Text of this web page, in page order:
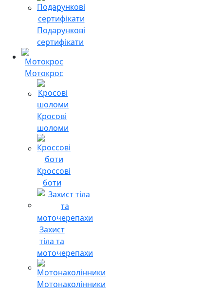
Подарункові
сертифікати
Мотокрос
Кросові
шоломи
Кроссові
боти
Захист
тіла та
моточерепахи
Мотонаколінники